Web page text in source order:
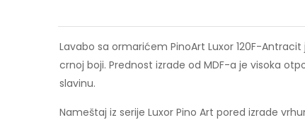
Lavabo sa ormarićem PinoArt Luxor 120F-
crnoj boji. Prednost izrade od MDF-a je visoka
slavinu.
Nameštaj iz serije Luxor Pino Art pored izrade